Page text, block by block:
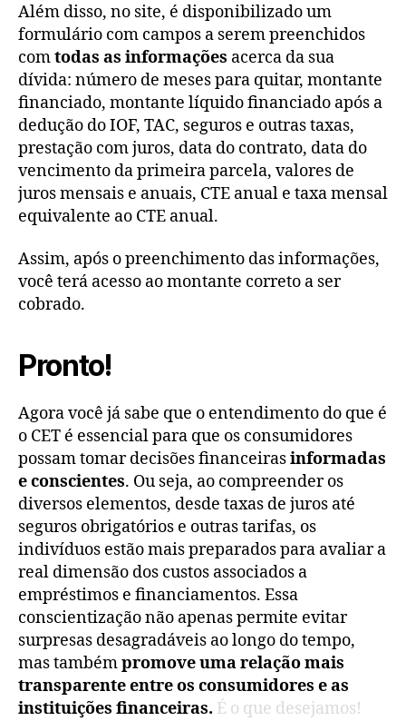
Além disso, no site, é disponibilizado um
formulário com campos a serem preenchidos
comtodas as informações acerca da sua
dívida: número de meses para quitar, montante
financiado, montante líquido financiado após a
dedução do IOF, TAC, seguros e outras taxas,
prestação com juros, data do contrato, data do
vencimento da primeira parcela, valores de
juros mensais e anuais, CTE anual e taxa mensal
equivalente ao CTE anual.
Assim, após o preenchimento das informações,
você terá acesso ao montante correto a ser
cobrado.
Pronto!
Agora você já sabe que o entendimento do que é
o CET é essencial para que os consumidores
possam tomar decisões financeirasinformadas
e conscientes. Ou seja, ao compreender os
diversos elementos, desde taxas de juros até
seguros obrigatórios e outras tarifas, os
indivíduos estão mais preparados para avaliar a
real dimensão dos custos associados a
empréstimos e financiamentos. Essa
conscientização não apenas permite evitar
surpresas desagradáveis ao longo do tempo,
mas tambémpromove uma relação mais
transparente entre os consumidores e as
instituições financeiras. É o que desejamos!